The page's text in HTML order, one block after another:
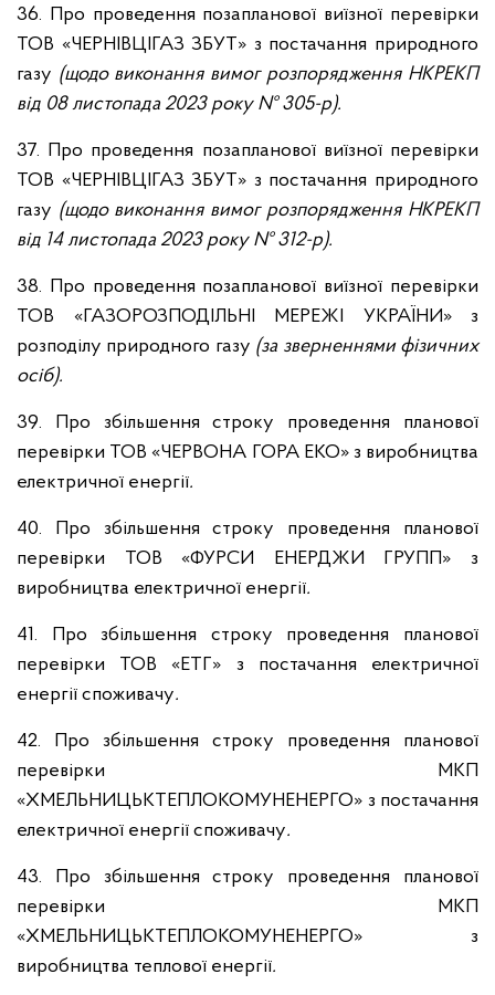
36. Про проведення позапланової виїзної перевірки
ТОВ «ЧЕРНІВЦІГАЗ ЗБУТ» з постачання природного
газу (щодо виконання вимог розпорядження НКРЕКП
від 08 листопада 2023 року № 305-р).
37. Про проведення позапланової виїзної перевірки
ТОВ «ЧЕРНІВЦІГАЗ ЗБУТ» з постачання природного
газу (щодо виконання вимог розпорядження НКРЕКП
від 14 листопада 2023 року № 312-р).
38. Про проведення позапланової виїзної перевірки
ТОВ «ГАЗОРОЗПОДІЛЬНІ МЕРЕЖІ УКРАЇНИ»
з
розподілу природного газу (за зверненнями фізичних
осіб).
39. Про збільшення строку проведення планової
перевірки ТОВ «ЧЕРВОНА ГОРА ЕКО» з виробництва
електричної енергії.
40. Про збільшення строку проведення планової
перевірки ТОВ «ФУРСИ ЕНЕРДЖИ ГРУПП» з
виробництва електричної енергії.
41. Про збільшення строку проведення планової
перевірки ТОВ «ЕТГ» з постачання електричної
енергії споживачу.
42. Про збільшення строку проведення планової
перевірки МКП
«ХМЕЛЬНИЦЬКТЕПЛОКОМУНЕНЕРГО» з постачання
електричної енергії споживачу.
43. Про збільшення строку проведення планової
перевірки МКП
«ХМЕЛЬНИЦЬКТЕПЛОКОМУНЕНЕРГО» з
виробництва теплової енергії.